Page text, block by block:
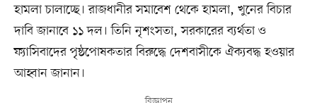
হামলা চালাচ্ছে। রাজধানীর সমাবেশ থেকে হামলা, খুনের বিচার
দাবি জানাবে ১১ দল। তিনি নৃশংসতা, সরকারের ব্যর্থতা ও
ফ্যাসিবাদের পৃষ্ঠপোষকতার বিরুদ্ধে দেশবাসীকে ঐক্যবদ্ধ হওয়ার
আহ্বান জানান।